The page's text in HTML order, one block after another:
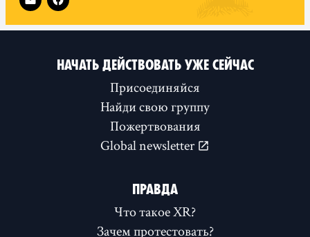
НАЧАТЬ ДЕЙСТВОВАТЬ УЖЕ СЕЙЧАС
Присоединяйся
Найди свою группу
Пожертвования
Global newsletter
ПРАВДА
Что такое XR?
Зачем протестовать?